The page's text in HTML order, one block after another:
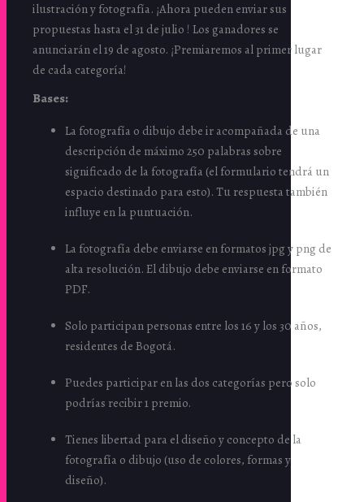
ilustración y fotografía. ¡Ahora pueden enviar sus
propuestas hasta el 31 de julio ! Los ganadores se
anunciarán el 19 de agosto. ¡Premiaremos al primer lugar
de cada categoría!
Bases:
La fotografía o dibujo debe ir acompañada de una
descripción de máximo 250 palabras sobre
significado de la fotografía (el formulario tendrá un
espacio destinado para esto). Tu respuesta también
influye en la puntuación.
La fotografía debe enviarse en formatos jpg y png de
alta resolución. El dibujo debe enviarse en formato
PDF.
Solo participan personas entre los 16 y los 30 años,
residentes de Bogotá.
Puedes participar en las dos categorías pero solo
podrías recibir 1 premio.
Tienes libertad para el diseño y concepto de la
fotografía o dibujo (uso de colores, formas y
diseño).